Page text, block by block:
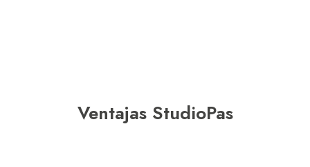
Ventajas StudioPas